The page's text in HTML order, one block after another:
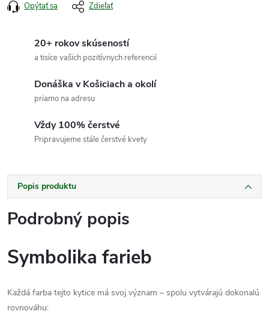
Opýtať sa Zdieľať
20+ rokov skúseností
a tisíce vašich pozitívnych referencií
Donáška v Košiciach a okolí
priamo na adresu
Vždy 100% čerstvé
Pripravujeme stále čerstvé kvety
Popis produktu
Podrobný popis
Symbolika farieb
Každá farba tejto kytice má svoj význam – spolu vytvárajú dokonalú
rovnováhu: